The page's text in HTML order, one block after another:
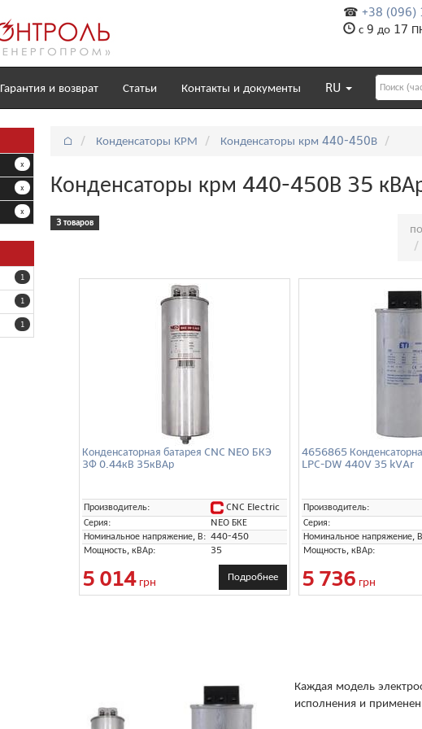
☎ +38 (096)
с 9 до 17
Гарантия и возврат Статьи Контакты и документы RU
x
x
x
1
1
1
⌂ Конденсаторы КРМ Конденсаторы крм 440-450В
Конденсаторы крм 440-450В 35
3 товаров
Конденсаторная батарея CNC NEO БКЭ
3Ф 0.44кВ 35кВАр
Производитель:
CNC Electric
Серия:
NEO БКЕ
Номинальное напряжение, В: 440-450
Мощность, кВАр:
35
5 014грн Подробнее
4656865
LPC-DW 440V 35 kVAr
Производитель:
Серия:
Номинальное напряжение,
Мощность, кВАр:
5 736 грн
Каждая модель
исполнения и